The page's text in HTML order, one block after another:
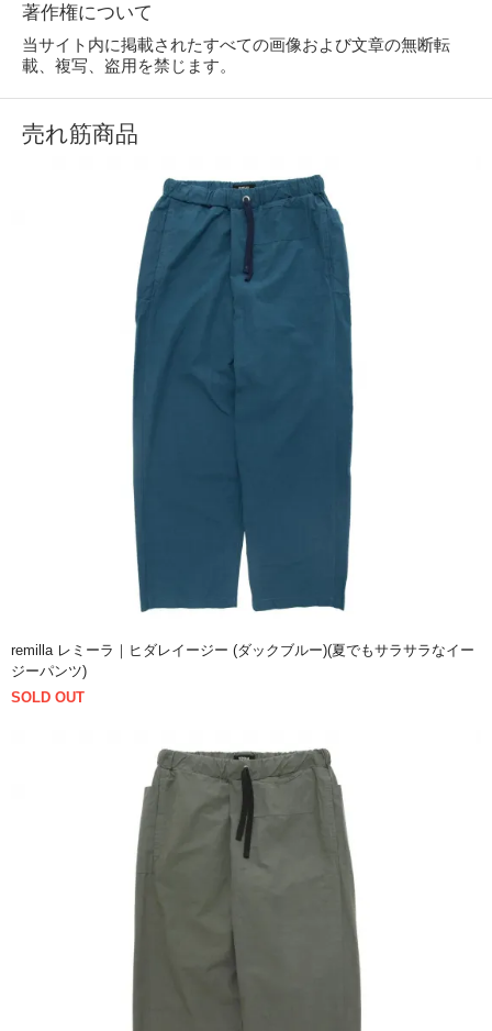
著作権について
当サイト内に掲載されたすべての画像および文章の無断転
載、複写、盗用を禁じます。
売れ筋商品
remilla レミーラ｜ヒダレイージー (ダックブルー)(夏でもサラサラなイー
ジーパンツ)
SOLD OUT